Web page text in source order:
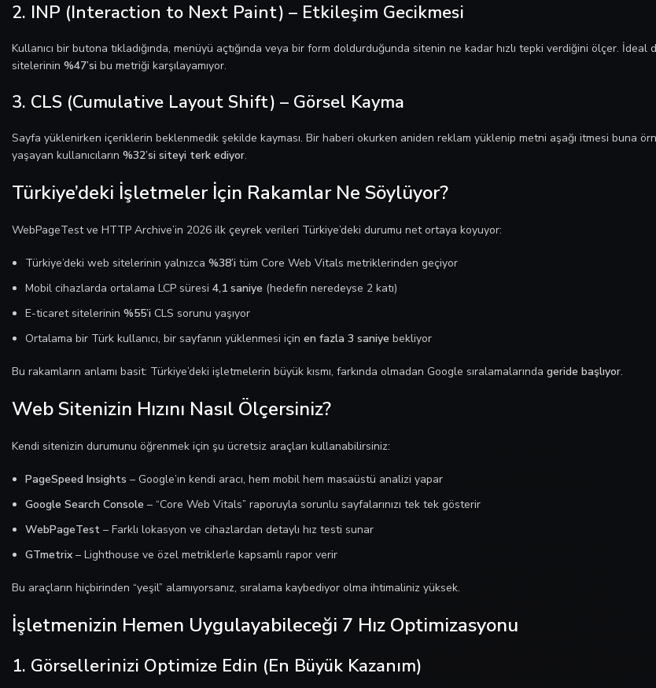
2. INP (Interaction to Next Paint) – Etkileşim Gecikmesi
Kullanıcı bir butona tıkladığında, menüyü açtığında veya bir form doldurduğunda sitenin ne kadar hızlı tepki verdiğini ölçer. İdeal
sitelerinin %47’si bu metriği karşılayamıyor.
3. CLS (Cumulative Layout Shift) – Görsel Kayma
Sayfa yüklenirken içeriklerin beklenmedik şekilde kayması. Bir haberi okurken aniden reklam yüklenip metni aşağı itmesi buna
yaşayan kullanıcıların %32’si siteyi terk ediyor.
Türkiye’deki İşletmeler İçin Rakamlar Ne Söylüyor?
WebPageTest ve HTTP Archive’in 2026 ilk çeyrek verileri Türkiye’deki durumu net ortaya koyuyor:
Türkiye’deki web sitelerinin yalnızca %38’i tüm Core Web Vitals metriklerinden geçiyor
Mobil cihazlarda ortalama LCP süresi 4,1 saniye (hedefin neredeyse 2 katı)
E-ticaret sitelerinin %55’i CLS sorunu yaşıyor
Ortalama bir Türk kullanıcı, bir sayfanın yüklenmesi için en fazla 3 saniye bekliyor
Bu rakamların anlamı basit: Türkiye’deki işletmelerin büyük kısmı, farkında olmadan Google sıralamalarında geride başlıyor.
Web Sitenizin Hızını Nasıl Ölçersiniz?
Kendi sitenizin durumunu öğrenmek için şu ücretsiz araçları kullanabilirsiniz:
PageSpeed Insights – Google’ın kendi aracı, hem mobil hem masaüstü analizi yapar
Google Search Console – “Core Web Vitals” raporuyla sorunlu sayfalarınızı tek tek gösterir
WebPageTest – Farklı lokasyon ve cihazlardan detaylı hız testi sunar
GTmetrix – Lighthouse ve özel metriklerle kapsamlı rapor verir
Bu araçların hiçbirinden “yeşil” alamıyorsanız, sıralama kaybediyor olma ihtimaliniz yüksek.
İşletmenizin Hemen Uygulayabileceği 7 Hız Optimizasyonu
1. Görsellerinizi Optimize Edin (En Büyük Kazanım)